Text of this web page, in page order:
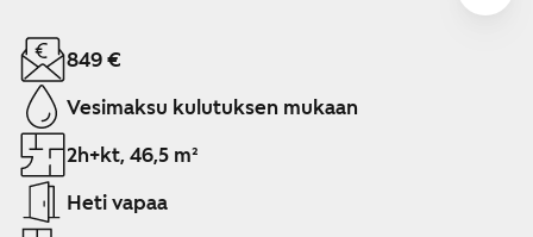
Näytetään dia 1 / 8
849 €
Vesimaksu kulutuksen mukaan
2h+kt, 46,5 m²
Heti vapaa